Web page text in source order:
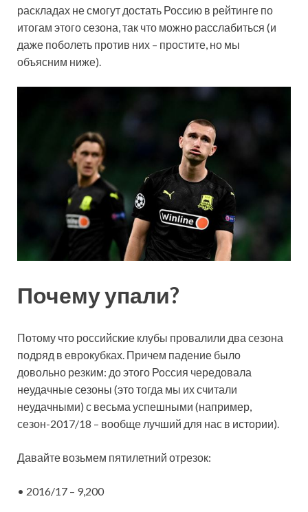
раскладах не смогут достать Россию в рейтинге по
итогам этого сезона, так что можно расслабиться (и
даже поболеть против них – простите, но мы
объясним ниже).
Почему упали?
Потому что российские клубы провалили два сезона
подряд в еврокубках. Причем падение было
довольно резким: до этого Россия чередовала
неудачные сезоны (это тогда мы их считали
неудачными) с весьма успешными (например,
сезон-2017/18 – вообще лучший для нас в истории).
Давайте возьмем пятилетний отрезок:
• 2016/17 – 9,200